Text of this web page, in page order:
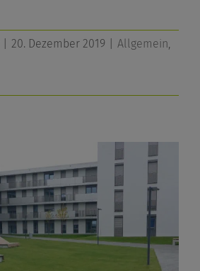
20. Dezember 2019 Allgemein,